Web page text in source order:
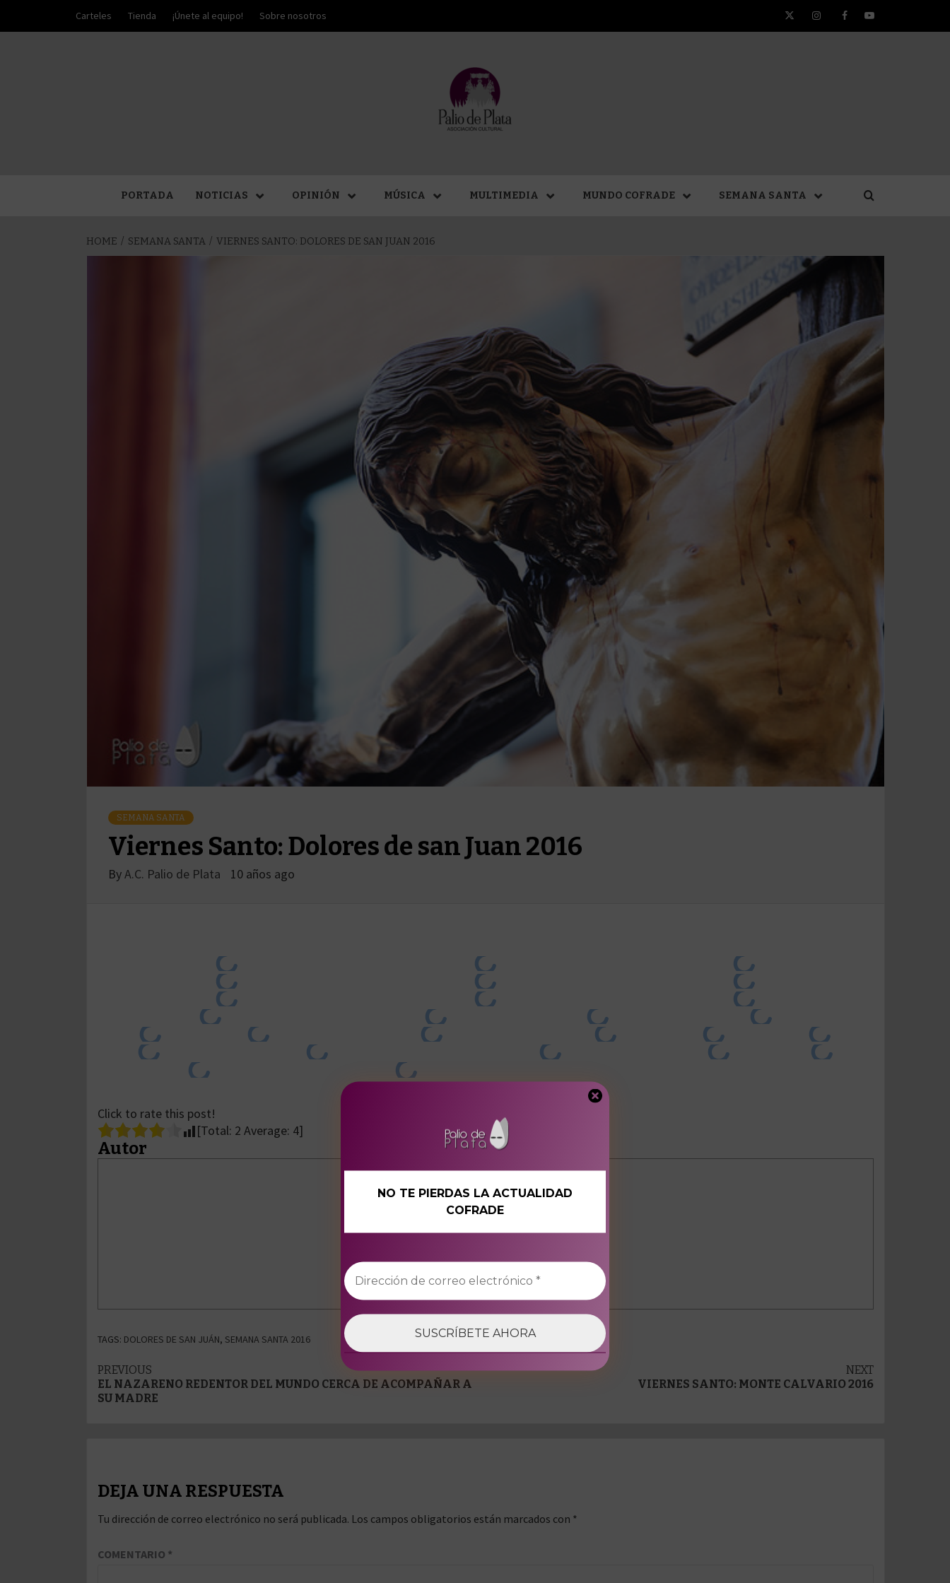
content
Carteles Tienda ¡Únete al equipo! Sobre nosotros TwitterInstagramFacebookYouTube
SEMANA SANTA DE
PORTADA NOTICIAS OPINIÓN MÚSICA MULTIMEDIA MUNDO COFRADE SEMANA SANTA
HOME SEMANA SANTA VIERNES SANTO: DOLORES DE SAN JUAN 2016
SEMANA SANTA
Viernes Santo: Dolores de san Juan 2016
ByA.C. Palio de Plata 10 años ago
Click to rate this post!
[Total: 2 Average: 4]
Autor
Ver todas las entradas
NO TE PIERDAS LA ACTUALIDAD
COFRADE
TAGS: DOLORES DE SAN JUÁN, SEMANA SANTA 2016
Post
navigation
PREVIOUS
EL NAZARENO REDENTOR DEL MUNDO CERCA DE ACOMPAÑAR A
SU MADRE
NEXT
VIERNES SANTO: MONTE CALVARIO 2016
DEJA UNA RESPUESTA
Tu dirección de correo electrónico no será publicada. Los campos obligatorios están marcados con *
COMENTARIO *